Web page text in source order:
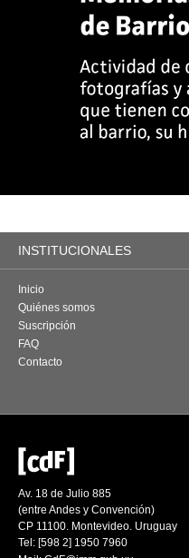
INSTITUCIONALES
Inicio
Quiénes somos
Suscripción
FAQ
Contacto
Av. 18 de Julio 885
(entre Andes y Convención)
CP 11100. Montevideo. Uruguay
Tel: [598 2] 1950 7960